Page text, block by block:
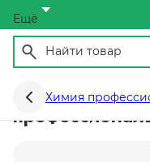
Ещё
Химия
Средства